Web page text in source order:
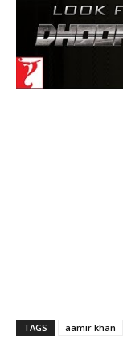
TAGS aamir khan